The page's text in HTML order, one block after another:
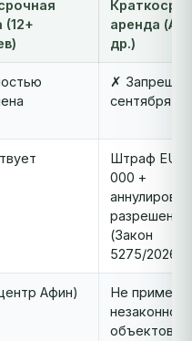
(12+
аренда
др.)
✗
сентября
Штраф EUR
000 +
разрешения
(Закон
5275/2026)
Афин)
Не
незаконно
объектов